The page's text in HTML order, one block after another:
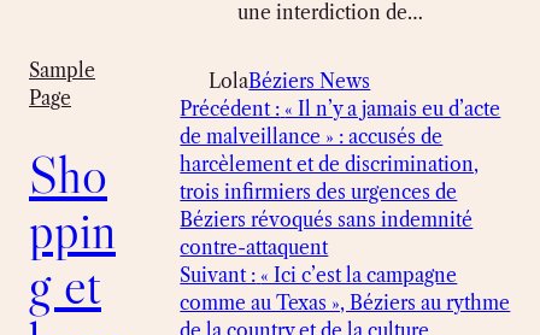
Sample
Page
Sho
ppin
g et
une interdiction de…
LolaBéziers News
Précédent : « Il n’y a jamais eu d’acte
de malveillance » : accusés de
harcèlement et de discrimination,
trois infirmiers des urgences de
Béziers révoqués sans indemnité
contre-attaquent
Suivant : « Ici c’est la campagne
comme au Texas », Béziers au rythme
de la country et de la culture